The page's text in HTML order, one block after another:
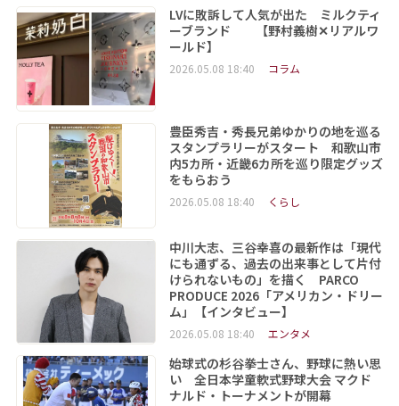
LVに敗訴して人気が出た ミルクティ
ーブランド 【野村義樹✕リアルワ
ールド】
2026.05.08 18:40 コラム
豊臣秀吉・秀長兄弟ゆかりの地を巡る
スタンプラリーがスタート 和歌山市
内5カ所・近畿6カ所を巡り限定グッズ
をもらおう
2026.05.08 18:40 くらし
中川大志、三谷幸喜の最新作は「現代
にも通ずる、過去の出来事として片付
けられないもの」を描く PARCO
PRODUCE 2026「アメリカン・ドリー
ム」【インタビュー】
2026.05.08 18:40 エンタメ
始球式の杉谷拳士さん、野球に熱い思
い 全日本学童軟式野球大会 マクド
ナルド・トーナメントが開幕